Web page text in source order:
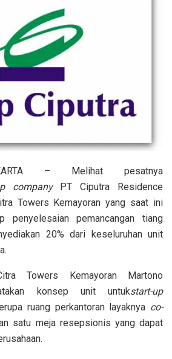
– Melihat pesatnya
companyPT Ciputra Residence
Towers Kemayoran yang saat ini
penyelesaian pemancangan tiang
20% dari keseluruhan unit
Towers Kemayoran Martono
konsep unit untukstart-up
ruang perkantoran layaknya co-
satu meja resepsionis yang dapat